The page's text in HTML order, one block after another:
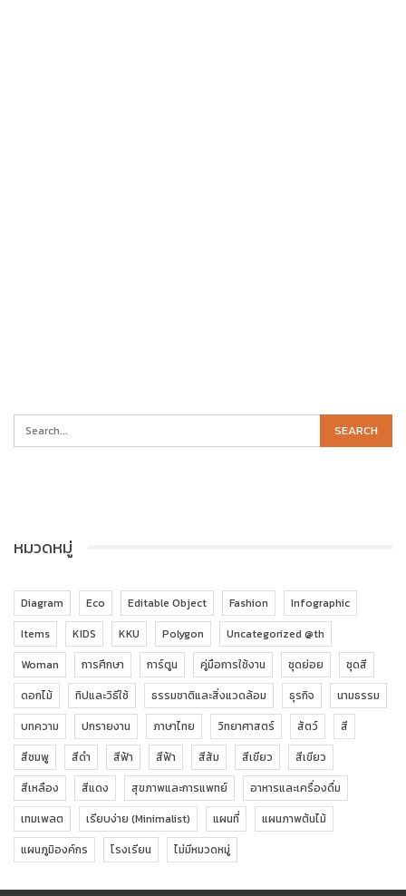
หมวดหมู่
Diagram Eco Editable Object Fashion
Infographic
Items
KIDS KKU Polygon
Uncategorized @th
Woman
การศึกษา การ์ตูน คู่มือการใช้งาน ชุดย่อย
ชุดสี
ดอกไม้
ทิปและวิธีใช้ ธรรมชาติและสิ่งแวดล้อม ธุรกิจ
นามธรรม
บทความ
ปกรายงาน ภาษาไทย วิทยาศาสตร์ สัตว์
สี
สีชมพู
สีดำ สีฟ้า สีฟ้า สีส้ม สีเขียว
สีเขียว
สีเหลือง
สีแดง สุขภาพและการแพทย์
อาหารและเครื่องดื่ม
เทมเพลต
เรียบง่าย (Minimalist) แผนที่
แผนภาพต้นไม้
แผนภูมิองค์กร
โรงเรียน ไม่มีหมวดหมู่